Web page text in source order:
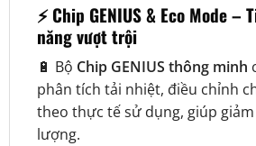
⚡Chip GENIUS & Eco Mode –
năng vượt trội
🔋 Bộ Chip GENIUS thông minh
phân tích tải nhiệt, điều chỉnh
theo thực tế sử dụng, giúp
lượng.